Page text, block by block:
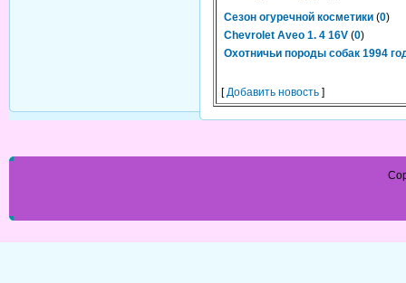
Сезон огуречной косметики (0)
Chevrolet Aveo 1. 4 16V (0)
Охотничьи породы собак 1994
[Добавить новость ]